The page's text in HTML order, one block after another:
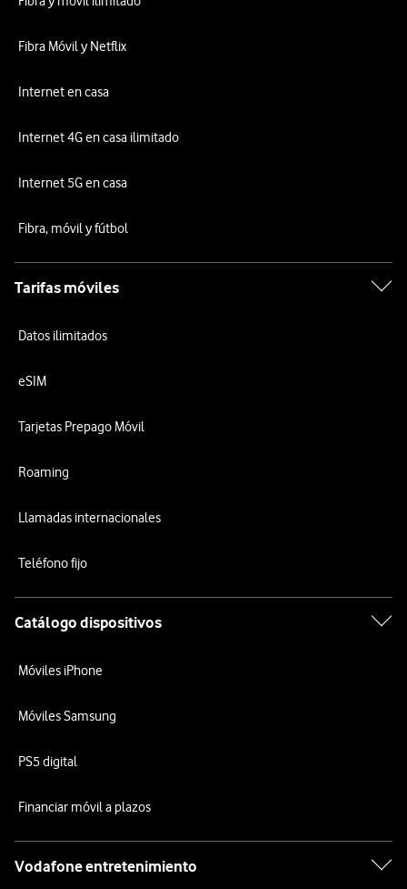
Fibra Móvil y Netflix
Internet en casa
Internet 4G en casa ilimitado
Internet 5G en casa
Fibra, móvil y fútbol
Tarifas móviles
Datos ilimitados
eSIM
Tarjetas Prepago Móvil
Roaming
Llamadas internacionales
Teléfono fijo
Catálogo dispositivos
Móviles iPhone
Móviles Samsung
PS5 digital
Financiar móvil a plazos
Vodafone entretenimiento